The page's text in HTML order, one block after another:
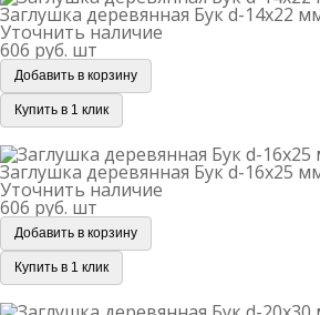
Заглушка деревянная Бук d-14х22
Уточнить наличие
606 руб. шт
Добавить в корзину
Купить в 1 клик
Заглушка деревянная Бук d-16х25
Заглушка деревянная Бук d-16х25
Уточнить наличие
606 руб. шт
Добавить в корзину
Купить в 1 клик
Заглушка деревянная Бук d-20х30